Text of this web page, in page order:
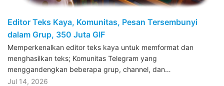
Editor Teks Kaya, Komunitas, Pesan Tersembunyi
dalam Grup, 350 Juta GIF
Memperkenalkan editor teks kaya untuk memformat dan
menghasilkan teks; Komunitas Telegram yang
menggandengkan beberapa grup, channel, dan…
Jul 14, 2026